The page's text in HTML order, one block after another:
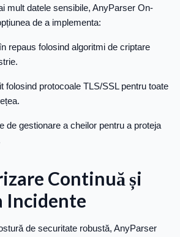
mult datele sensibile, AnyParser On-
de a implementa:
repaus folosind algoritmi de criptare
folosind protocoale TLS/SSL pentru toate
de gestionare a cheilor pentru a proteja
Continuă și
Incidente
de securitate robustă, AnyParser